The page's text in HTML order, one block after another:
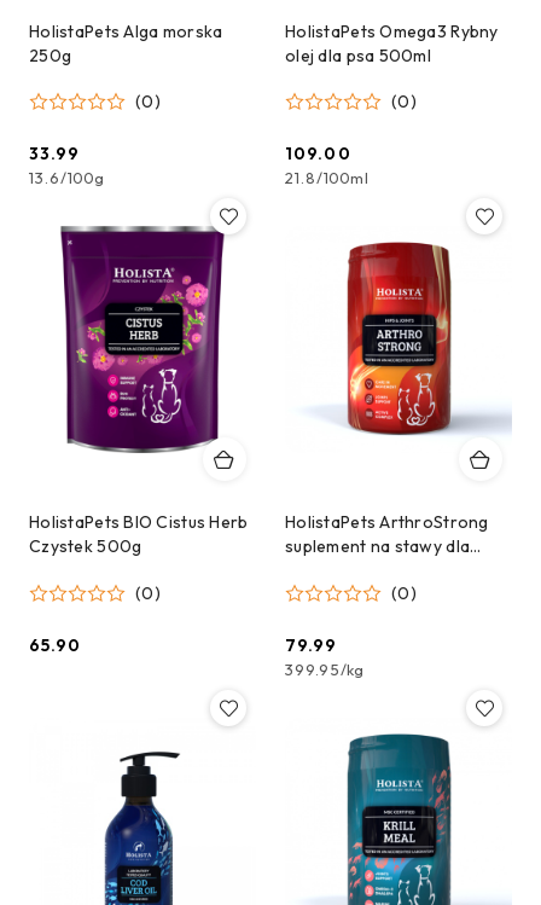
HolistaPets Alga morska
250g
(0)
Cena:
33.99
13.6/100g
HolistaPets Omega3 Rybny
olej dla psa 500ml
(0)
Cena:
109.00
21.8/100ml
HolistaPets BIO Cistus Herb
Czystek 500g
(0)
Cena:
65.90
HolistaPets ArthroStrong
suplement na stawy dla
(0)
Cena:
79.99
399.95/kg